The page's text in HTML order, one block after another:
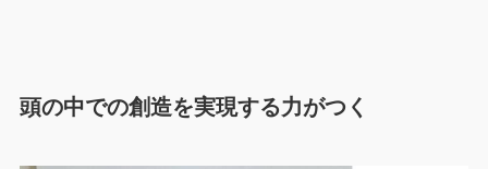
頭の中での創造を実現する力がつく